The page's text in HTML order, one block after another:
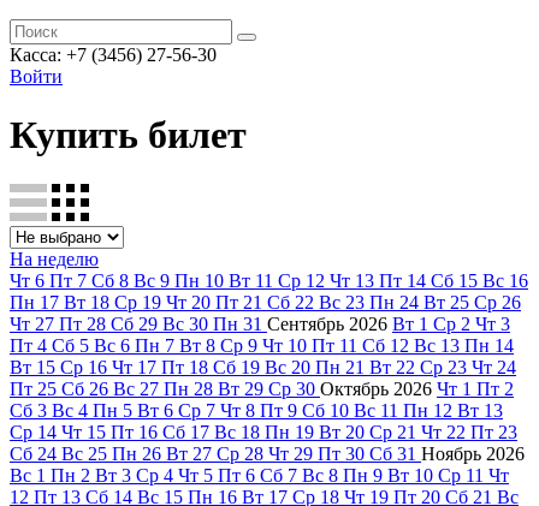
Касса: +7 (3456) 27-56-30
Войти
Купить билет
На неделю
Чт 6 Пт 7 Сб 8 Вс 9 Пн 10 Вт 11 Ср 12 Чт 13 Пт 14 Сб 15 Вс 16
Пн 17 Вт 18 Ср 19 Чт 20 Пт 21 Сб 22 Вс 23 Пн 24 Вт 25 Ср 26
Чт 27 Пт 28 Сб 29 Вс 30 Пн 31 Сентябрь 2026 Вт 1 Ср 2 Чт 3
Пт 4 Сб 5 Вс 6 Пн 7 Вт 8 Ср 9 Чт 10 Пт 11 Сб 12 Вс 13 Пн 14
Вт 15 Ср 16 Чт 17 Пт 18 Сб 19 Вс 20 Пн 21 Вт 22 Ср 23 Чт 24
Пт 25 Сб 26 Вс 27 Пн 28 Вт 29 Ср 30 Октябрь 2026 Чт 1 Пт 2
Сб 3 Вс 4 Пн 5 Вт 6 Ср 7 Чт 8 Пт 9 Сб 10 Вс 11 Пн 12 Вт 13
Ср 14 Чт 15 Пт 16 Сб 17 Вс 18 Пн 19 Вт 20 Ср 21 Чт 22 Пт 23
Сб 24 Вс 25 Пн 26 Вт 27 Ср 28 Чт 29 Пт 30 Сб 31 Ноябрь 2026
Вс 1 Пн 2 Вт 3 Ср 4 Чт 5 Пт 6 Сб 7 Вс 8 Пн 9 Вт 10 Ср 11 Чт
12 Пт 13 Сб 14 Вс 15 Пн 16 Вт 17 Ср 18 Чт 19 Пт 20 Сб 21 Вс